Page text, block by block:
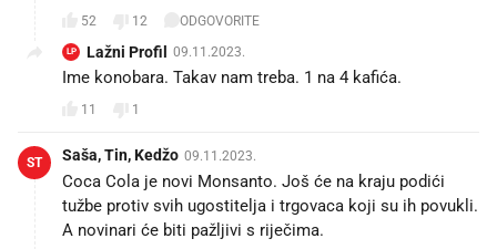
52 12 ODGOVORITE
LP Lažni Profil 09.11.2023.
Ime konobara. Takav nam treba. 1 na 4 kafića. 😅
11 1
ST Saša, Tin, Kedžo 09.11.2023.
Coca Cola je novi Monsanto. Još će na kraju podići
tužbe protiv svih ugostitelja i trgovaca koji su ih povukli.
A novinari će biti pažljivi s riječima.